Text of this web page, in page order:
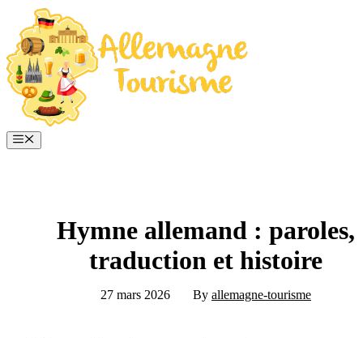
contenu
Menu
Hymne allemand : paroles,
traduction et histoire
27 mars 2026 By allemagne-tourisme